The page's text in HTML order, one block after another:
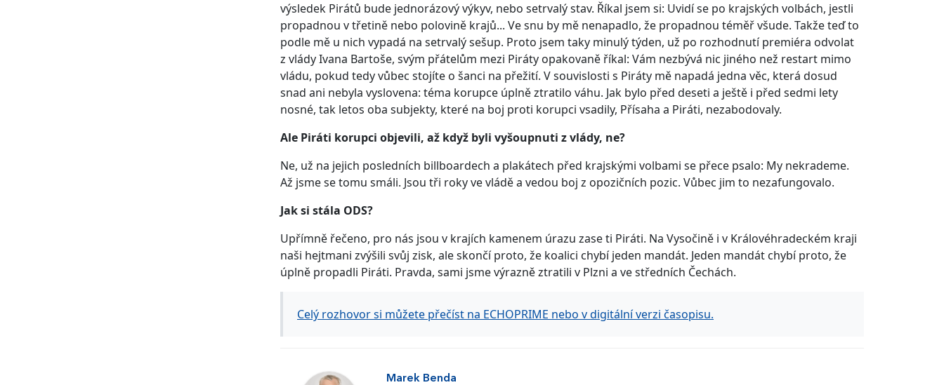
výsledek Pirátů bude jednorázový výkyv, nebo setrvalý stav. Říkal jsem si: Uvidí se po krajských volbách, jestli
propadnou v třetině nebo polovině krajů... Ve snu by mě nenapadlo, že propadnou téměř všude. Takže teď to
podle mě u nich vypadá na setrvalý sešup. Proto jsem taky minulý týden, už po rozhodnutí premiéra odvolat
z vlády Ivana Bartoše, svým přátelům mezi Piráty opakovaně říkal: Vám nezbývá nic jiného než restart mimo
vládu, pokud tedy vůbec stojíte o šanci na přežití. V souvislosti s Piráty mě napadá jedna věc, která dosud
snad ani nebyla vyslovena: téma korupce úplně ztratilo váhu. Jak bylo před deseti a ještě i před sedmi lety
nosné, tak letos oba subjekty, které na boj proti korupci vsadily, Přísaha a Piráti, nezabodovaly.
Ale Piráti korupci objevili, až když byli vyšoupnuti z vlády, ne?
Ne, už na jejich posledních billboardech a plakátech před krajskými volbami se přece psalo: My nekrademe.
Až jsme se tomu smáli. Jsou tři roky ve vládě a vedou boj z opozičních pozic. Vůbec jim to nezafungovalo.
Jak si stála ODS?
Upřímně řečeno, pro nás jsou v krajích kamenem úrazu zase ti Piráti. Na Vysočině i v Královéhradeckém kraji
naši hejtmani zvýšili svůj zisk, ale skončí proto, že koalici chybí jeden mandát. Jeden mandát chybí proto, že
úplně propadli Piráti. Pravda, sami jsme výrazně ztratili v Plzni a ve středních Čechách.
Celý rozhovor si můžete přečíst na ECHOPRIME nebo v digitální verzi časopisu.
Marek Benda